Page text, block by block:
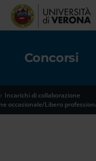
Concorsi
Incarichi di collaborazione
occasionale/Libero